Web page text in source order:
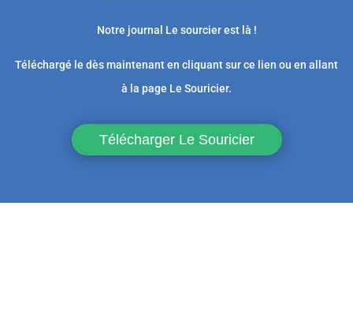
Notre journal Le sourcier est là !
Téléchargé le dès maintenant en cliquant sur ce lien ou en allant
à la page Le Souricier.
Télécharger Le Souricier